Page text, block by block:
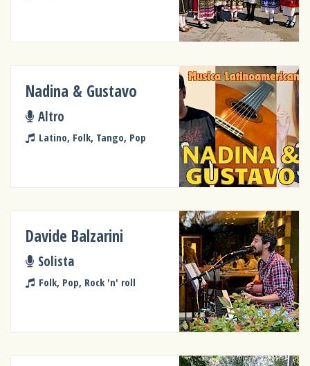
Nadina & Gustavo
Altro
Latino, Folk, Tango, Pop
Davide Balzarini
Solista
Folk, Pop, Rock 'n' roll